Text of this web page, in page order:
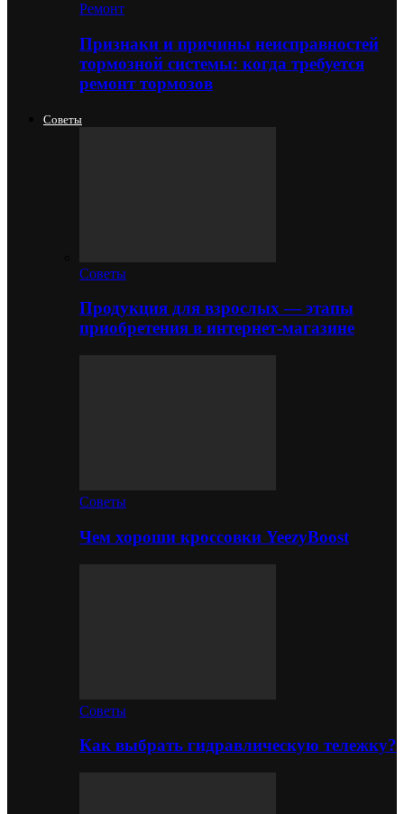
Ремонт
Признаки и причины неисправностей
тормозной системы: когда требуется
ремонт тормозов
Советы
Советы
Продукция для взрослых — этапы
приобретения в интернет-магазине
Советы
Чем хороши кроссовки YeezyBoost
Советы
Как выбрать гидравлическую тележку?